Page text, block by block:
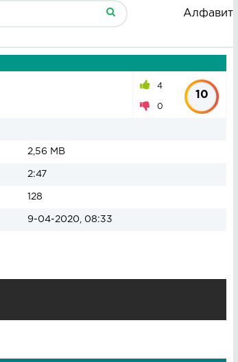
Алфавит
4
0
10
2,56 MB
2:47
128
9-04-2020, 08:33